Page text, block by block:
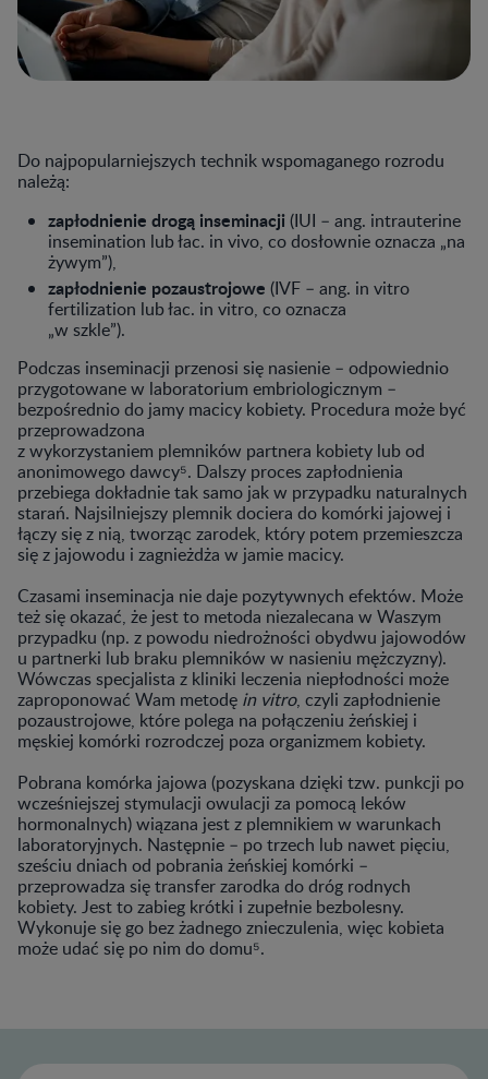
Do najpopularniejszych technik wspomaganego rozrodu
należą:
zapłodnienie drogą inseminacji(IUI – ang. intrauterine
insemination lub łac. in vivo, co dosłownie oznacza „na
żywym”),
zapłodnienie pozaustrojowe (IVF – ang. in vitro
fertilization lub łac. in vitro, co oznacza
„w szkle”).
Podczas inseminacji przenosi się nasienie – odpowiednio
przygotowane w laboratorium embriologicznym –
bezpośrednio do jamy macicy kobiety. Procedura może być
przeprowadzona
z wykorzystaniem plemników partnera kobiety lub od
anonimowego dawcy⁵. Dalszy proces zapłodnienia
przebiega dokładnie tak samo jak w przypadku naturalnych
starań. Najsilniejszy plemnik dociera do komórki jajowej i
łączy się z nią, tworząc zarodek, który potem przemieszcza
się z jajowodu i zagnieżdża w jamie macicy.
Czasami inseminacja nie daje pozytywnych efektów. Może
też się okazać, że jest to metoda niezalecana w Waszym
przypadku (np. z powodu niedrożności obydwu jajowodów
u partnerki lub braku plemników w nasieniu mężczyzny).
Wówczas specjalista z kliniki leczenia niepłodności może
zaproponować Wam metodę in vitro, czyli zapłodnienie
pozaustrojowe, które polega na połączeniu żeńskiej i
męskiej komórki rozrodczej poza organizmem kobiety.
Pobrana komórka jajowa (pozyskana dzięki tzw. punkcji po
wcześniejszej stymulacji owulacji za pomocą leków
hormonalnych) wiązana jest z plemnikiem w warunkach
laboratoryjnych. Następnie – po trzech lub nawet pięciu,
sześciu dniach od pobrania żeńskiej komórki –
przeprowadza się transfer zarodka do dróg rodnych
kobiety. Jest to zabieg krótki i zupełnie bezbolesny.
Wykonuje się go bez żadnego znieczulenia, więc kobieta
może udać się po nim do domu⁵.